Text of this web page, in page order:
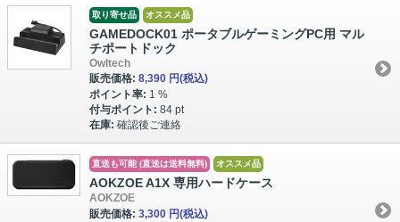
取り寄せ品 オススメ品
GAMEDOCK01 ポータブルゲーミングPC用 マル
チポートドック
Owltech
販売価格: 8,390 円(税込)
ポイント率: 1 %
付与ポイント: 84 pt
在庫: 確認後ご連絡
直送も可能 (直送は送料無料) オススメ品
AOKZOE A1X 専用ハードケース
AOKZOE
販売価格: 3,300 円(税込)